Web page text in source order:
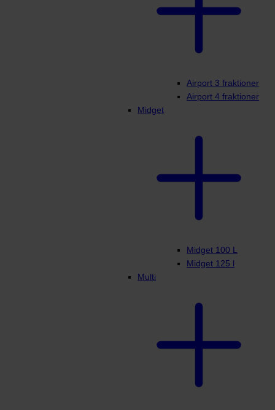
Airport 3 fraktioner
Airport 4 fraktioner
Midget
Midget 100 L
Midget 125 l
Multi